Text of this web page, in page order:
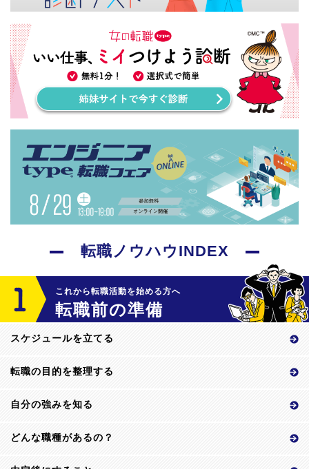
転職ノウハウINDEX
これから転職活動を始める方へ
転職前の準備
スケジュールを立てる
転職の目的を整理する
自分の強みを知る
どんな職種があるの？